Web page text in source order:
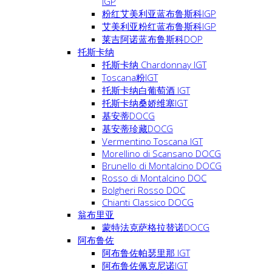
粉红艾美利亚蓝布鲁斯科IGP
艾美利亚粉红蓝布鲁斯科IGP
莱吉阿诺蓝布鲁斯科DOP
托斯卡纳
托斯卡纳 Chardonnay IGT
Toscana粉IGT
托斯卡纳白葡萄酒 IGT
托斯卡纳桑娇维塞IGT
基安蒂DOCG
基安蒂珍藏DOCG
Vermentino Toscana IGT
Morellino di Scansano DOCG
Brunello di Montalcino DOCG
Rosso di Montalcino DOC
Bolgheri Rosso DOC
Chianti Classico DOCG
翁布里亚
蒙特法克萨格拉替诺DOCG
阿布鲁佐
阿布鲁佐帕瑟里那 IGT
阿布鲁佐佩克尼诺IGT